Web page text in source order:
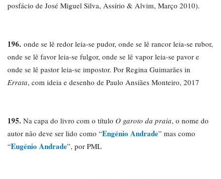
posfácio de José Miguel Silva, Assírio & Alvim, Março 2010).
196. onde se lê redor leia-se pudor, onde se lê rancor leia-se rubor,
onde se lê favor leia-se fulgor, onde se lê vapor leia-se pavor e
onde se lê pastor leia-se impostor. Por Regina Guimarães in
Errata, com ideia e desenho de Paulo Ansiães Monteiro, 2017
195. Na capa do livro com o título O garoto da praia, o nome do
autor não deve ser lido como “Engénio Andrade” mas como
“Eugénio Andrade”, por PML